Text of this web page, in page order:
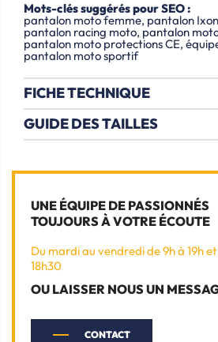
Mots-clés suggérés pour SEO :
pantalon moto femme, pantalon
pantalon racing moto, pantalon
pantalon moto protections CE,
pantalon moto sportif
FICHE TECHNIQUE
GUIDE DES TAILLES
UNE ÉQUIPE DE PASSIONNÉS
TOUJOURS À VOTRE ÉCOUTE
Du mardi au vendredi de 9h à 19h
18h30
OU LAISSER NOUS UN
CONTACT